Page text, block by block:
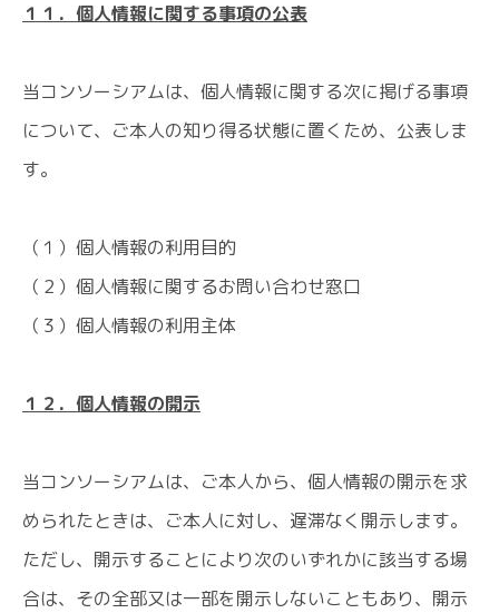
１１．個人情報に関する事項の公表
当コンソーシアムは、個人情報に関する次に掲げる事項
について、ご本人の知り得る状態に置くため、公表しま
す。
（１）個人情報の利用目的
（２）個人情報に関するお問い合わせ窓口
（３）個人情報の利用主体
１２．個人情報の開示
当コンソーシアムは、ご本人から、個人情報の開示を求
められたときは、ご本人に対し、遅滞なく開示します。
ただし、開示することにより次のいずれかに該当する場
合は、その全部又は一部を開示しないこともあり、開示